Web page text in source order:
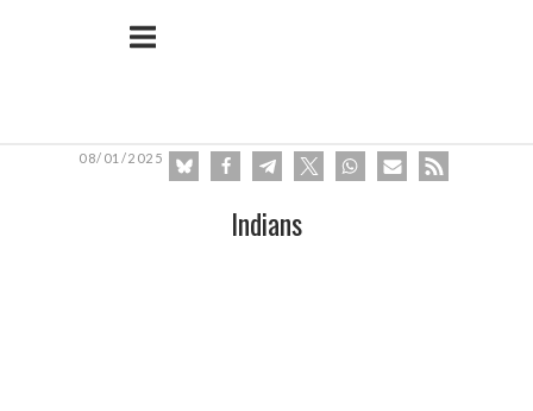
08/01/2025
Indians